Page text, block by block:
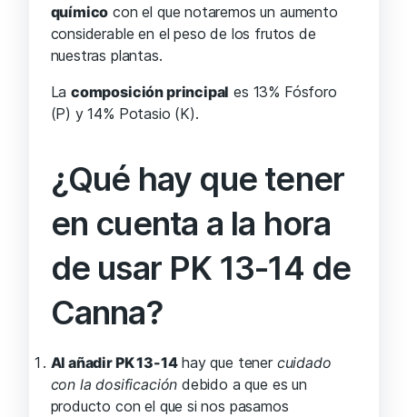
químico con el que notaremos un aumento
considerable en el peso de los frutos de
nuestras plantas.
La composición principal es 13% Fósforo
(P) y 14% Potasio (K).
¿Qué hay que tener
en cuenta a la hora
de usar PK 13-14 de
Canna?
Al añadir PK 13-14hay que tener cuidado
con la dosificación debido a que es un
producto con el que si nos pasamos